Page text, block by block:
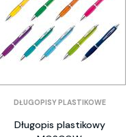
DŁUGOPISY PLASTIKOWE
Długopis plastikowy